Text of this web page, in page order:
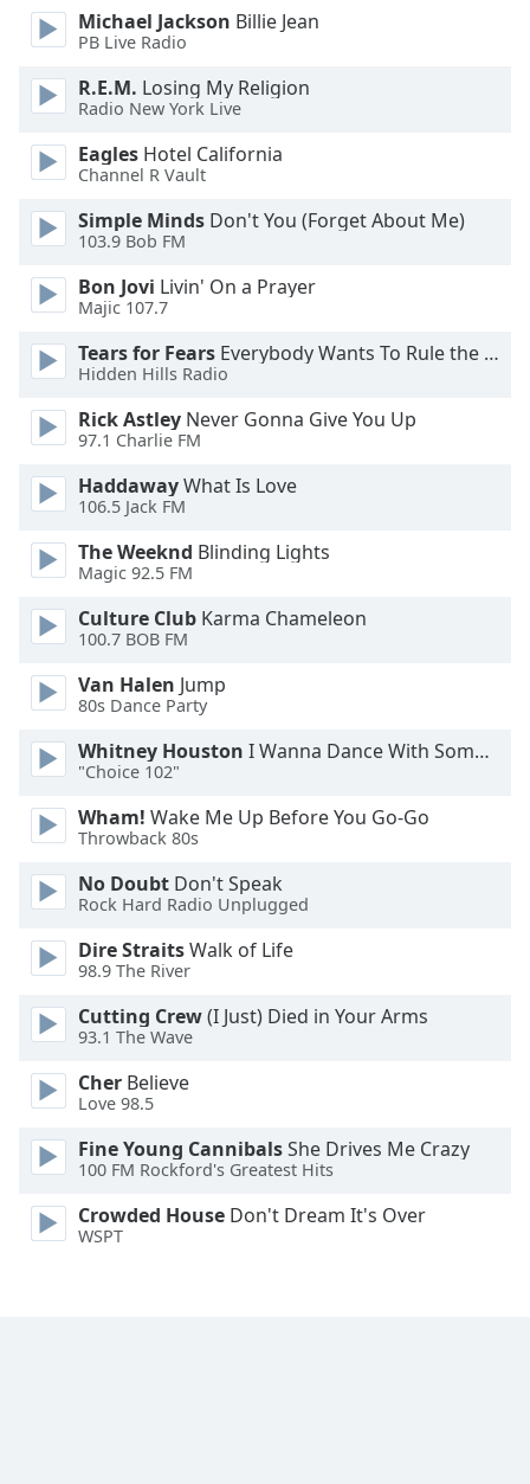
window.
Beginning
window.
Escape
cancel
close
window.
Color
Opacity
Background
Color
Opacity
Caption
Area
Color
Opacity
Font
Edge
Style
Font
Michael Jackson Billie Jean
PB Live Radio
R.E.M. Losing My Religion
Radio New York Live
Eagles Hotel California
Channel R Vault
Simple Minds Don't You (Forget About Me)
103.9 Bob FM
Bon Jovi Livin' On a Prayer
Majic 107.7
Tears for Fears Everybody Wants To Rule the World
Hidden Hills Radio
Rick Astley Never Gonna Give You Up
97.1 Charlie FM
HaddawayWhat Is Love
106.5 Jack FM
The Weeknd Blinding Lights
Magic 92.5 FM
Culture Club Karma Chameleon
100.7 BOB FM
Van Halen Jump
80s Dance Party
Whitney Houston I Wanna Dance With Somebody
"Choice 102"
Wham! Wake Me Up Before You Go-Go
Throwback 80s
No Doubt Don't Speak
Rock Hard Radio Unplugged
Dire StraitsWalk of Life
98.9 The River
Cutting Crew(I Just) Died in Your Arms
93.1 The Wave
Cher Believe
Love 98.5
Fine Young CannibalsShe Drives Me Crazy
100 FM Rockford's Greatest Hits
Crowded House Don't Dream It's Over
WSPT